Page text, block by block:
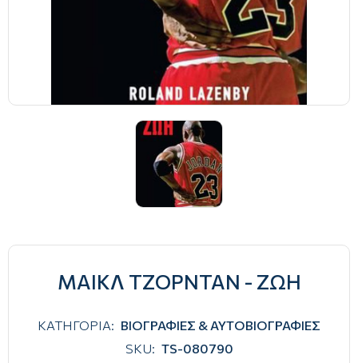
ΜΑΙΚΛ ΤΖΟΡΝΤΑΝ - ΖΩΗ
ΚΑΤΗΓΟΡΙΑ: ΒΙΟΓΡΑΦΙΕΣ & ΑΥΤΟΒΙΟΓΡΑΦΙΕΣ
SKU: TS-080790